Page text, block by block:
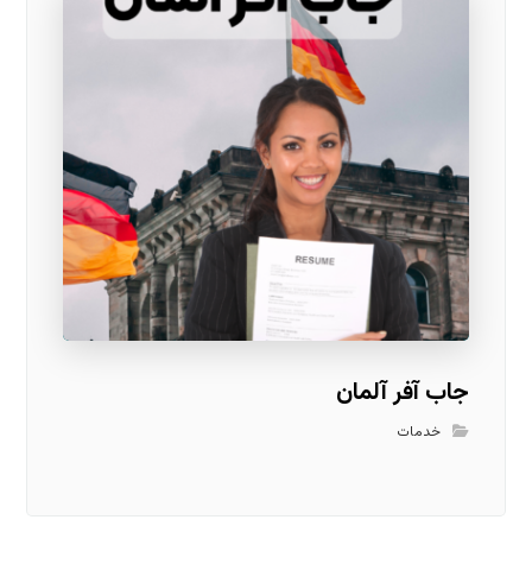
جاب آفر آلمان
خدمات